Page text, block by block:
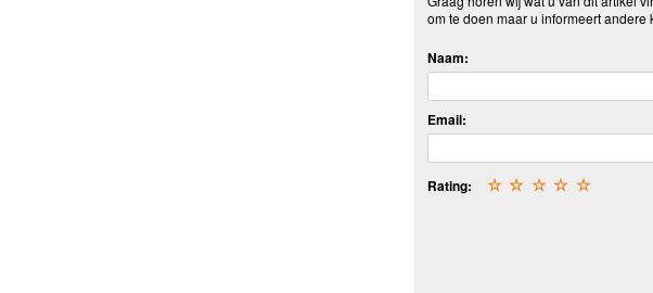
om te doen maar u informeert andere
Naam:
Email:
Rating: ☆
☆
☆
☆
☆